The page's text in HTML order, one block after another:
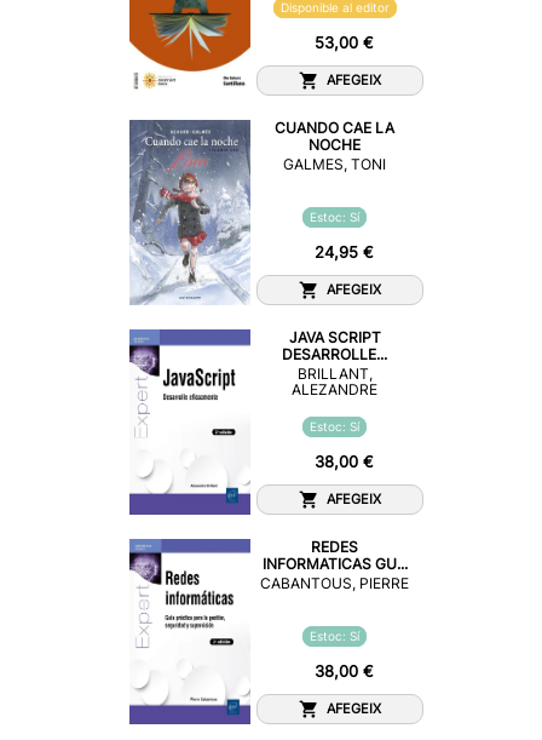
Disponible al editor
53,00 €
AFEGEIX
CUANDO CAE LA
NOCHE
GALMES, TONI
Estoc: Sí
24,95 €
AFEGEIX
JAVA SCRIPT
DESARROLLE...
BRILLANT,
ALEZANDRE
Estoc: Sí
38,00 €
AFEGEIX
REDES
INFORMATICAS GU...
CABANTOUS, PIERRE
Estoc: Sí
38,00 €
AFEGEIX